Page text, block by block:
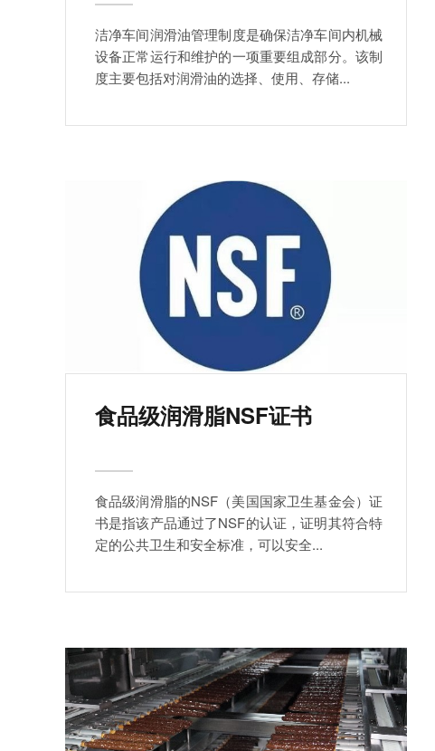
洁净车间润滑油管理制度是确保洁净车间内机械
设备正常运行和维护的一项重要组成部分。该制
度主要包括对润滑油的选择、使用、存储...
食品级润滑脂NSF证书
食品级润滑脂的NSF（美国国家卫生基金会）证
书是指该产品通过了NSF的认证，证明其符合特
定的公共卫生和安全标准，可以安全...